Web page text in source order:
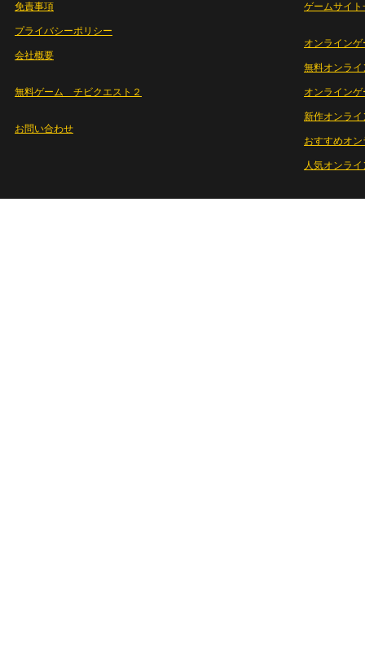
免責事項
プライバシーポリシー
会社概要
無料ゲーム チビクエスト２
お問い合わせ
ゲームサイト
オンラインゲ
無料オンライ
オンライン
新作オンライ
おすすめオ
人気オンラ